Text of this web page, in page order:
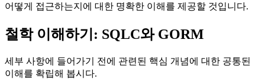
어떻게 접근하는지에 대한 명확한 이해를 제공할 것입니다.
철학 이해하기: SQLC와 GORM
세부 사항에 들어가기 전에 관련된 핵심 개념에 대한 공통된
이해를 확립해 봅시다.